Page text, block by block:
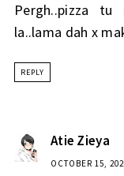
Pergh..pizza tu
la..lama dah x
REPLY
Atie Zieya
OCTOBER 15,